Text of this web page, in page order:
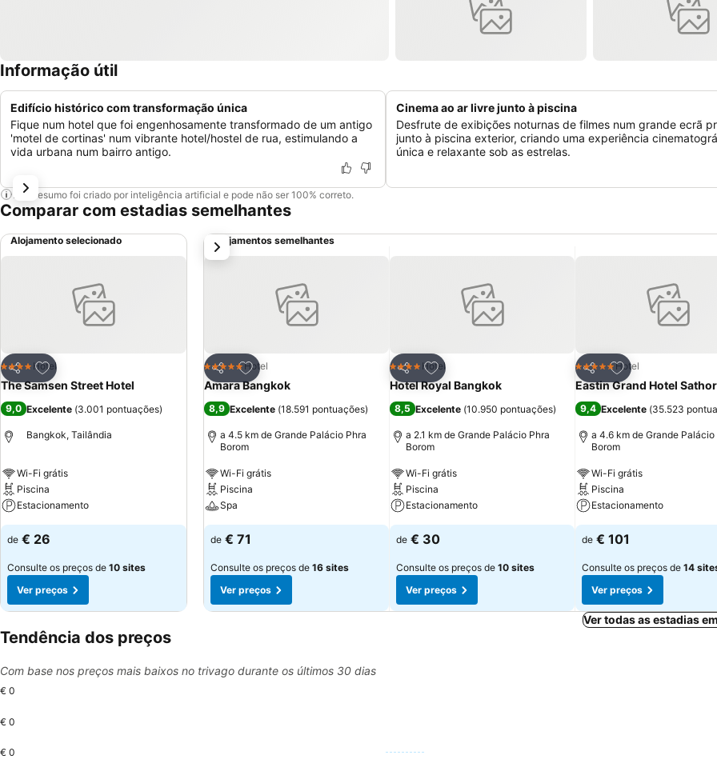
Informação útil
Edifício histórico com transformação única
Fique num hotel que foi engenhosamente transformado de um antigo
'motel de cortinas' num vibrante hotel/hostel de rua, estimulando a
vida urbana num bairro antigo.
Cinema ao ar livre junto à piscina
Desfrute de exibições noturnas de filmes num grande ecrã
junto à piscina exterior, criando uma experiência
única e relaxante sob as estrelas.
Este resumo foi criado por inteligência artificial e pode não ser 100% correto.
Comparar com estadias semelhantes
Alojamento selecionado
Partilhar
Adicionar aos favoritos
4 EstrelasHotel
The Samsen Street Hotel
9,0 Excelente (3.001 pontuações)
Bangkok, Tailândia
Wi-Fi grátis
Piscina
Estacionamento
de € 26
Consulte os preços de 10 sites
Ver preços
Alojamentos semelhantes
Partilhar
Adicionar aos favoritos
5 EstrelasHotel
Amara Bangkok
8,9 Excelente (18.591 pontuações)
a 4.5 km de Grande Palácio Phra
Borom
Wi-Fi grátis
Piscina
Spa
de € 71
Consulte os preços de 16 sites
Ver preços
Partilhar
Adicionar aos favoritos
4 EstrelasHotel
Hotel Royal Bangkok
8,5 Excelente (10.950 pontuações)
a 2.1 km de Grande Palácio Phra
Borom
Wi-Fi grátis
Piscina
Estacionamento
de € 30
Consulte os preços de 10 sites
Ver preços
Partilhar
Adicionar aos
5 EstrelasHotel
Eastin Grand Hotel
9,4 Excelente (35.523
a 4.6 km de Grande Palácio
Borom
Wi-Fi grátis
Piscina
Estacionamento
de € 101
Consulte os preços de 14
Ver preços
próximo
Ver todas as estadias
Tendência dos preços
Com base nos preços mais baixos no trivago durante os últimos 30 dias
€ 0
€ 0
€ 0